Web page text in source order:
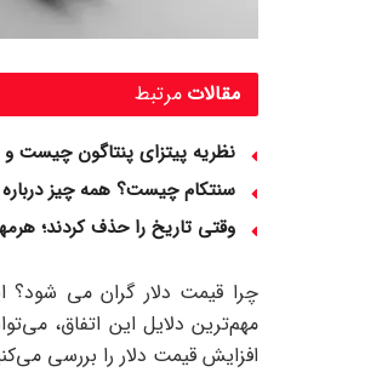
مرتبط مقالات
نظریه پیتزای پنتاگون چیست
سنتکام چیست؟ همه چیز
وقتی تاریخ را حذف کردند؛
چرا قیمت دلار گران می‌ شود؟
مهم‌ترین دلایل این اتفاق،
افزایش قیمت دلار را بررسی